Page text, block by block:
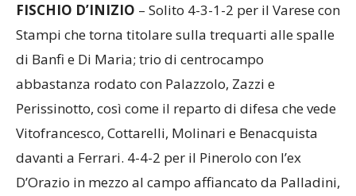
FISCHIO D’INIZIO – Solito 4-3-1-2 per il Varese con
Stampi che torna titolare sulla trequarti alle spalle
di Banfi e Di Maria; trio di centrocampo
abbastanza rodato con Palazzolo, Zazzi e
Perissinotto, così come il reparto di difesa che vede
Vitofrancesco, Cottarelli, Molinari e Benacquista
davanti a Ferrari. 4-4-2 per il Pinerolo con l’ex
D’Orazio in mezzo al campo affiancato da Palladini,